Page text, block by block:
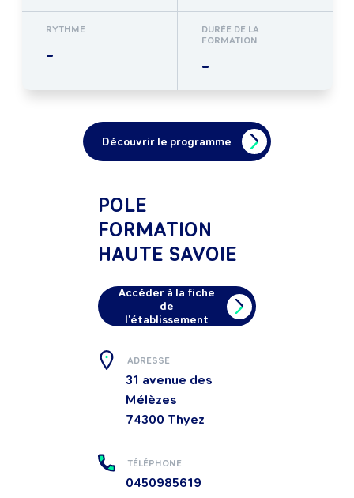
RYTHME
-
DURÉE DE LA
FORMATION
-
Découvrir le programme
POLE
FORMATION
HAUTE SAVOIE
Accéder à la fiche
de
l'établissement
ADRESSE
31 avenue des
Mélèzes
74300 Thyez
TÉLÉPHONE
0450985619